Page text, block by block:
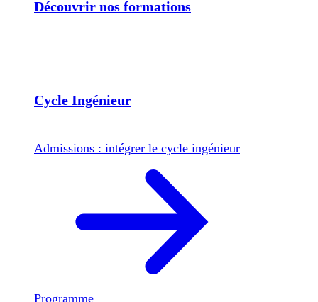
Découvrir nos formations
Cycle Ingénieur
Admissions : intégrer le cycle ingénieur
Programme